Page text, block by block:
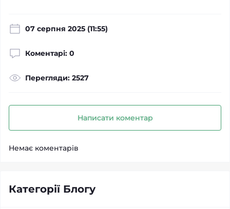
07 серпня 2025 (11:55)
Коментарі: 0
Перегляди: 2527
Написати коментар
Немає коментарів
Категорії Блогу